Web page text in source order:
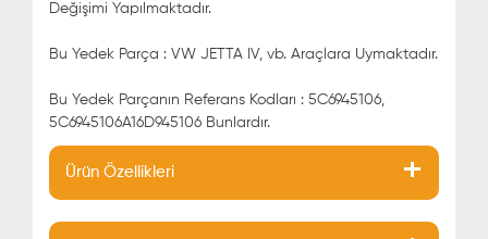
Değişimi Yapılmaktadır.
Bu Yedek Parça : VW JETTA IV, vb. Araçlara Uymaktadır.
Bu Yedek Parçanın Referans Kodları : 5C6945106,
5C6945106A16D945106 Bunlardır.
Ürün Özellikleri